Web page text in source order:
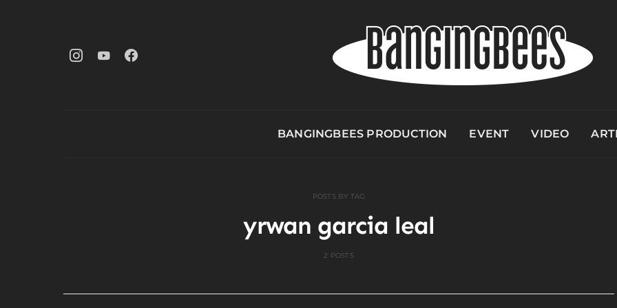
BANGINGBEES PRODUCTION EVENT VIDEO
POSTS BY TAG
yrwan garcia leal
2 POSTS